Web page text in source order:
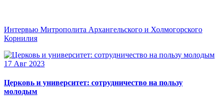
Интервью Митрополита Архангельского и Холмогорского
Корнилия
17 Авг 2023
Церковь и университет: сотрудничество на пользу
молодым